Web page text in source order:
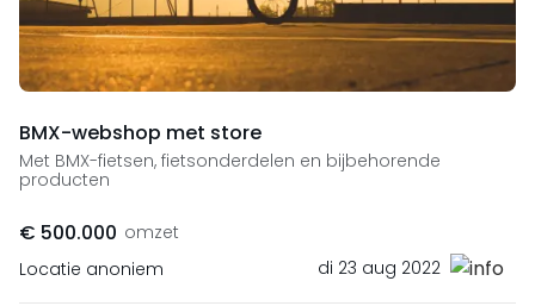
BMX-webshop met store
Met BMX-fietsen, fietsonderdelen en bijbehorende
producten
€ 500.000 omzet
Locatie anoniem
di 23 aug 2022